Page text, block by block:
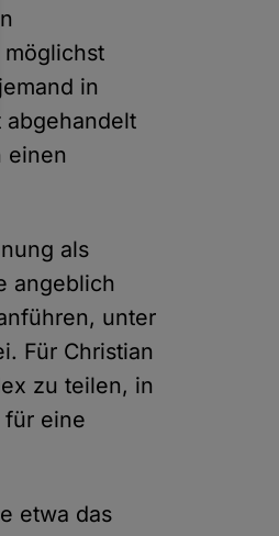
in
abgehandelt
einen
als
angeblich
unter
Für Christian
zu teilen, in
eine
etwa das